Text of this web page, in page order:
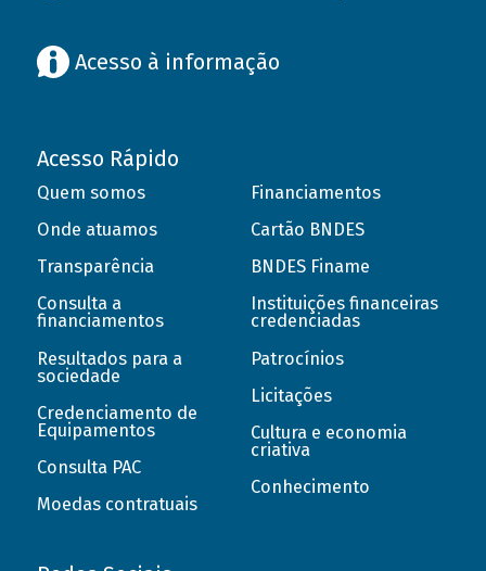
Acesso à informação
Acesso Rápido
Quem somos
Onde atuamos
Transparência
Consulta a
financiamentos
Resultados para a
sociedade
Credenciamento de
Equipamentos
Consulta PAC
Moedas contratuais
Financiamentos
Cartão BNDES
BNDES Finame
Instituições financeiras
credenciadas
Patrocínios
Licitações
Cultura e economia
criativa
Conhecimento